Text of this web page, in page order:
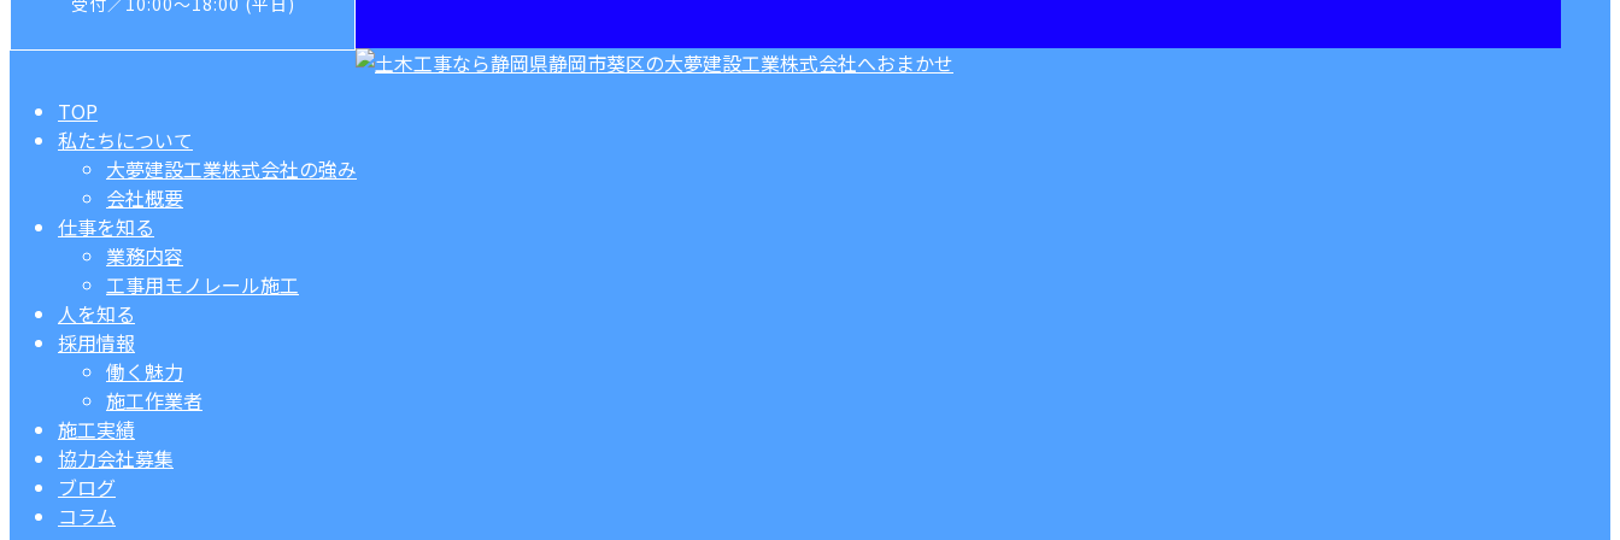
TOP
私たちについて
大夢建設工業株式会社の強み
会社概要
仕事を知る
業務内容
工事用モノレール施工
人を知る
採用情報
働く魅力
施工作業者
施工実績
協力会社募集
ブログ
コラム